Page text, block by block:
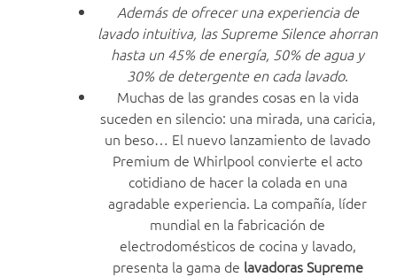
Además de ofrecer una experiencia de
lavado intuitiva, las Supreme Silence ahorran
hasta un 45% de energía, 50% de agua y
30% de detergente en cada lavado.
Muchas de las grandes cosas en la vida
suceden en silencio: una mirada, una caricia,
un beso… El nuevo lanzamiento de lavado
Premium de Whirlpool convierte el acto
cotidiano de hacer la colada en una
agradable experiencia. La compañía, líder
mundial en la fabricación de
electrodomésticos de cocina y lavado,
presenta la gama de lavadoras Supreme